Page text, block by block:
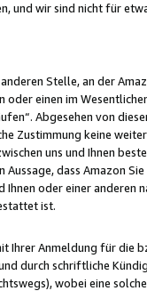
und wir sind nicht für
Stelle, an der
einen im
Abgesehen von
Zustimmung keine
uns und Ihnen
dass Amazon
Ihnen oder einer
ist.
Ihrer Anmeldung für die
durch schriftliche
wobei eine